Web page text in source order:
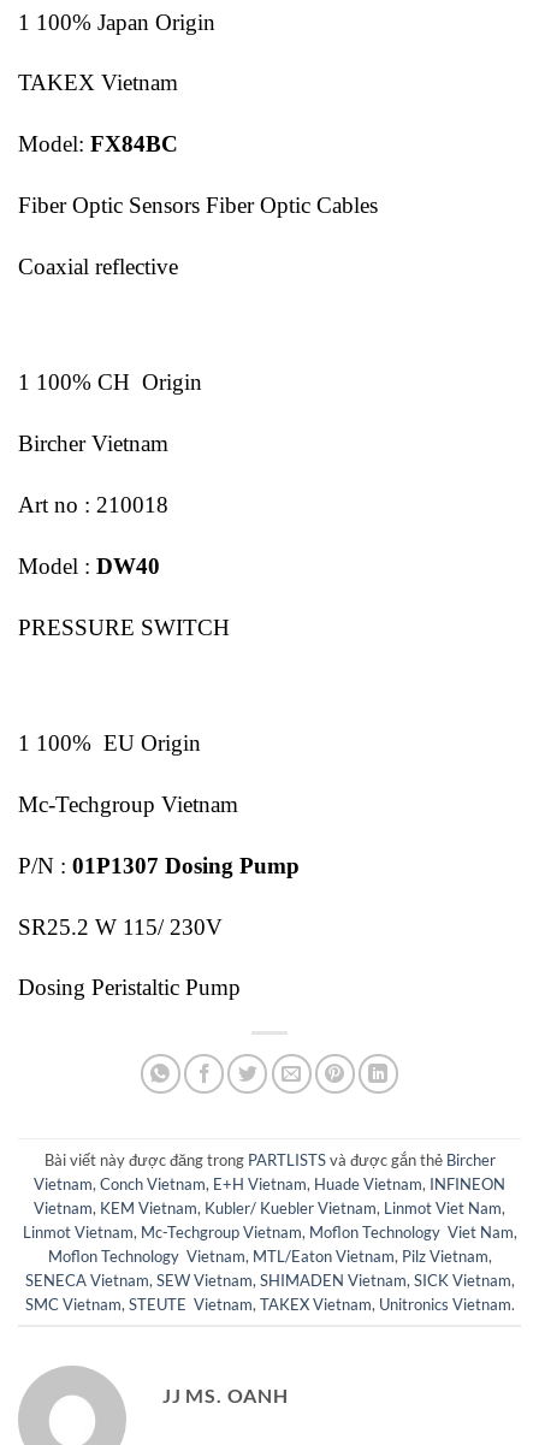
1 100% Japan Origin
TAKEX Vietnam
Model: FX84BC
Fiber Optic Sensors Fiber Optic Cables
Coaxial reflective
1 100% CH Origin
Bircher Vietnam
Art no : 210018
Model : DW40
PRESSURE SWITCH
1 100% EU Origin
Mc-Techgroup Vietnam
P/N : 01P1307 Dosing Pump
SR25.2 W 115/ 230V
Dosing Peristaltic Pump
Bài viết này được đăng trong PARTLISTSvà được gắn thẻ Bircher
Vietnam, Conch Vietnam, E+H Vietnam, Huade Vietnam, INFINEON
Vietnam, KEM Vietnam, Kubler/ Kuebler Vietnam, Linmot Viet Nam,
Linmot Vietnam, Mc-Techgroup Vietnam, Moflon Technology Viet Nam,
Moflon Technology Vietnam, MTL/Eaton Vietnam, Pilz Vietnam,
SENECA Vietnam, SEW Vietnam, SHIMADEN Vietnam, SICK Vietnam,
SMC Vietnam, STEUTE Vietnam, TAKEX Vietnam, Unitronics Vietnam.
JJ MS. OANH